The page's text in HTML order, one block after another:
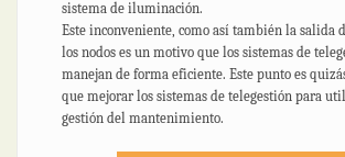
sistema de iluminación.
Este inconveniente, como así también la salida
los nodos es un motivo que los sistemas de
manejan de forma eficiente. Este punto es
que mejorar los sistemas de telegestión para
gestión del mantenimiento.